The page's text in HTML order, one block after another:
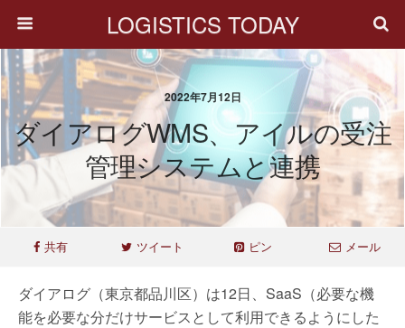
LOGISTICS TODAY
2022年7月12日
ダイアログWMS、アイルの受注
管理システムと連携
共有 ツイート ピン メール
ダイアログ（東京都品川区）は12日、SaaS（必要な機
能を必要な分だけサービスとして利用できるようにした